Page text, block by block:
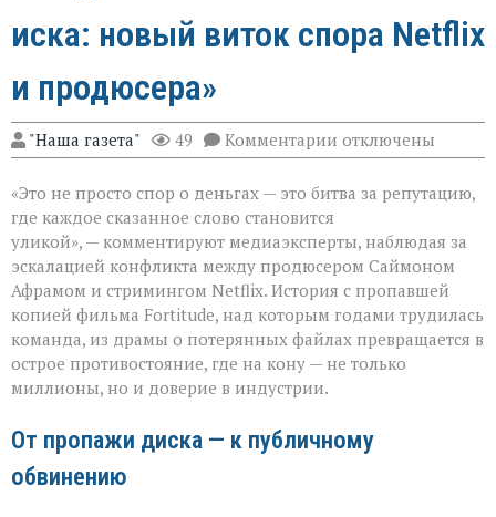
иска: новый виток спора Netflix
и продюсера»
"Наша газета" 49 Комментарии к
записи
слово
больнее
иска:
новый
виток
спора
Netflix
и
продюсера»
отключены
«Это не просто спор о деньгах — это битва за репутацию,
где каждое сказанное слово становится
уликой», — комментируют медиаэксперты, наблюдая за
эскалацией конфликта между продюсером Саймоном
Афрамом и стримингом Netflix. История с пропавшей
копией фильма Fortitude, над которым годами трудилась
команда, из драмы о потерянных файлах превращается в
острое противостояние, где на кону — не только
миллионы, но и доверие в индустрии.
От пропажи диска — к публичному
обвинению